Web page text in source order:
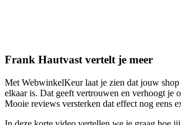
Frank Hautvast vertelt je meer
Met WebwinkelKeur laat je zien dat jouw
elkaar is. Dat geeft vertrouwen en verhoogt je
Mooie reviews versterken dat effect nog eens